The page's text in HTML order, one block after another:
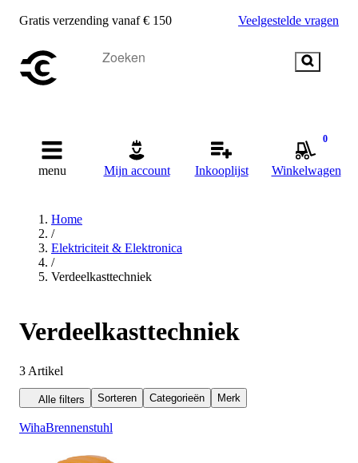
Gratis verzending vanaf € 150 Veelgestelde vragen
menu Mijn account Inkooplijst
0
Winkelwagen
Home
/
Elektriciteit & Elektronica
/
Verdeelkasttechniek
Verdeelkasttechniek
3 Artikel
Alle filters Sorteren Categorieën Merk
WihaBrennenstuhl